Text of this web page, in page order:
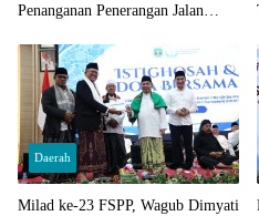
Penanganan Penerangan Jalan
Daerah
Milad ke-23 FSPP, Wagub Dimyati